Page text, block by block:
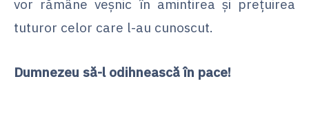
vor rămâne veșnic în amintirea și prețuirea
tuturor celor care l-au cunoscut.
Dumnezeu să-l odihnească în pace!